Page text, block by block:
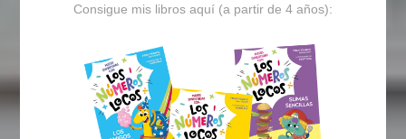
Consigue mis libros aquí (a partir de 4 años):